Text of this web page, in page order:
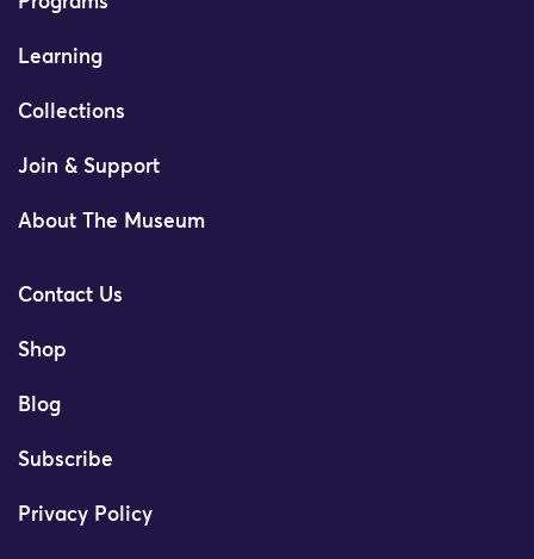
Learning
Collections
Join & Support
About The Museum
Contact Us
Shop
Blog
Subscribe
Privacy Policy